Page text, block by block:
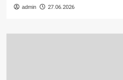
admin 27.06.2026